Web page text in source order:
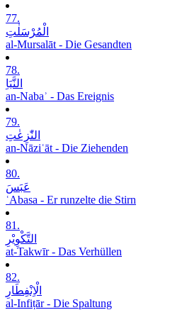
77.
الْمُرْسَلٰتِ
al-Mursalāt - Die Gesandten
78.
النَّبَاِ
an-Nabaʾ - Das Ereignis
79.
النّٰزِعٰتِ
an-Nāziʿāt - Die Ziehenden
80.
عَبَسَ
ʿAbasa - Er runzelte die Stirn
81.
التَّکْوِیْرِ
at-Takwīr - Das Verhüllen
82.
الْاِنْفِطَارِ
al-Infiṭār - Die Spaltung